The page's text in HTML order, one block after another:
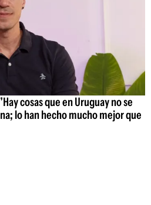
cosas que en Uruguay no se
lo han hecho mucho mejor que